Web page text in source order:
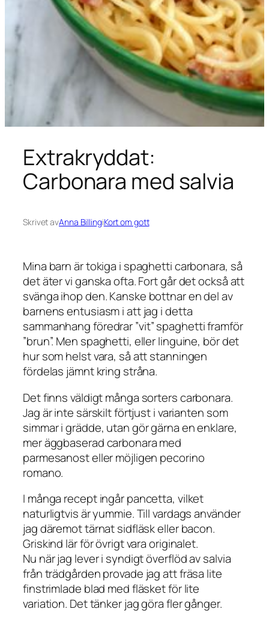
Extrakryddat:
Carbonara med salvia
Skrivet avAnna BillingiKort om gott
Mina barn är tokiga i spaghetti carbonara, så
det äter vi ganska ofta. Fort går det också att
svänga ihop den. Kanske bottnar en del av
barnens entusiasm i att jag i detta
sammanhang föredrar ”vit” spaghetti framför
”brun”. Men spaghetti, eller linguine, bör det
hur som helst vara, så att stanningen
fördelas jämnt kring stråna.
Det finns väldigt många sorters carbonara.
Jag är inte särskilt förtjust i varianten som
simmar i grädde, utan gör gärna en enklare,
mer äggbaserad carbonara med
parmesanost eller möjligen pecorino
romano.
I många recept ingår pancetta, vilket
naturligtvis är yummie. Till vardags använder
jag däremot tärnat sidfläsk eller bacon.
Griskind lär för övrigt vara originalet.
Nu när jag lever i syndigt överflöd av salvia
från trädgården provade jag att fräsa lite
finstrimlade blad med fläsket för lite
variation. Det tänker jag göra fler gånger.